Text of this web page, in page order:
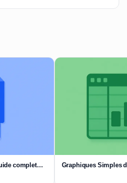
complet… Graphiques Simples